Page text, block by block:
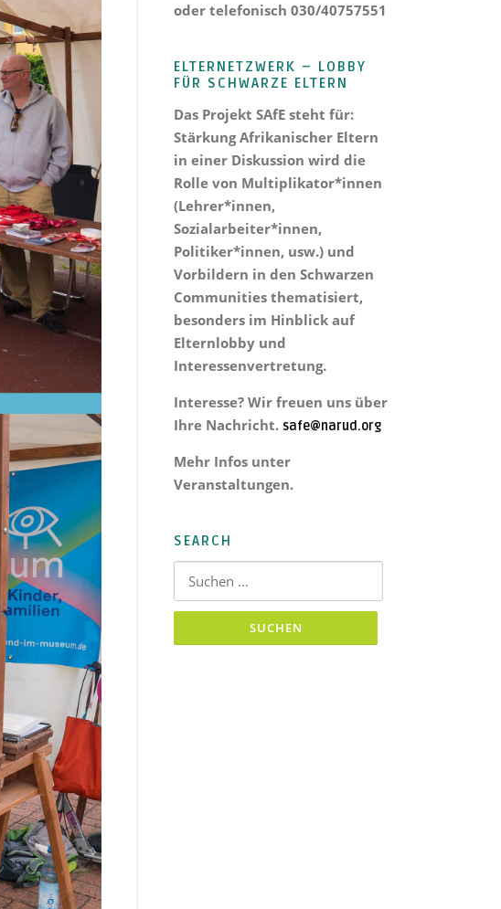
oder telefonisch 030/40757551
ELTERNETZWERK – LOBBY
FÜR SCHWARZE ELTERN
Das Projekt SAfE steht für:
Stärkung Afrikanischer Eltern
in einer Diskussion wird die
Rolle von Multiplikator*innen
(Lehrer*innen,
Sozialarbeiter*innen,
Politiker*innen, usw.) und
Vorbildern in den Schwarzen
Communities thematisiert,
besonders im Hinblick auf
Elternlobby und
Interessenvertretung.
Interesse? Wir freuen uns über
Ihre Nachricht. safe@narud.org
Mehr Infos unter
Veranstaltungen.
SEARCH
Suchen nach: